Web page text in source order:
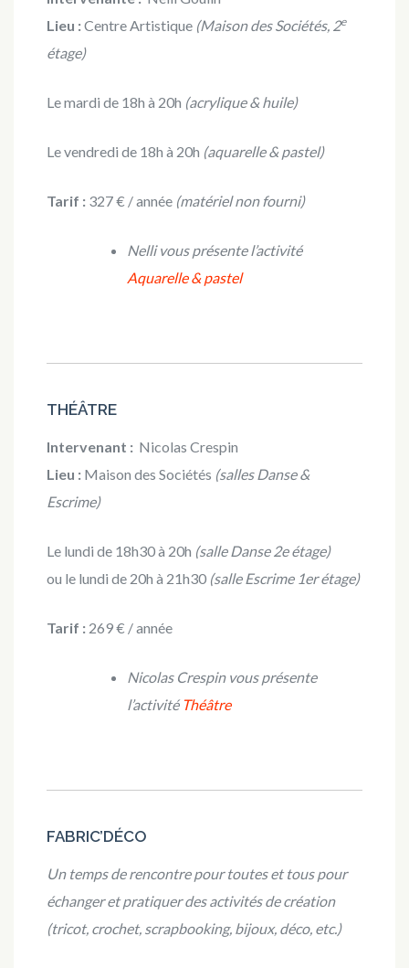
Lieu :Centre Artistique (Maison des Sociétés, 2e
étage)
Le mardi de 18h à 20h (acrylique & huile)
Le vendredi de 18h à 20h (aquarelle & pastel)
Tarif : 327 € / année (matériel non fourni)
Nelli vous présente l’activité
Aquarelle & pastel
THÉÂTRE
Intervenant : Nicolas Crespin
Lieu : Maison des Sociétés (salles Danse &
Escrime)
Le lundi de 18h30 à 20h (salle Danse 2e étage)
ou le lundi de 20h à 21h30 (salle Escrime 1er étage)
Tarif : 269 € / année
Nicolas Crespin vous présente
l’activitéThéâtre
FABRIC’DÉCO
Un temps de rencontre pour toutes et tous pour
échanger et pratiquer des activités de création
(tricot, crochet, scrapbooking, bijoux, déco, etc.)